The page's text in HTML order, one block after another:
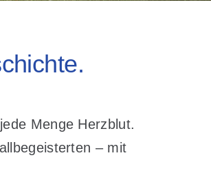
Menge Herzblut.
– mit